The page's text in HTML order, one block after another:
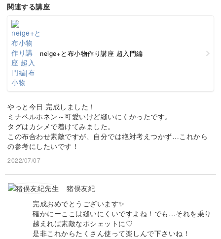
関連する講座
neige+と布小物作り講座 超入門編
やっと今日 完成しました！
ミナペルホネン～可愛いけど縫いにくかったです。
タグはカシメで着けてみました。
この布合わせ素敵ですが、自分では絶対考えつかず…これから
の参考にしたいです！
2022/07/07
猪俣友紀
完成おめでとうございます✨
確かにーここは縫いにくいですよね！でも…それを乗り
越えれば素敵なポシェットに♡
是非これからたくさん使って楽しんで下さいね！